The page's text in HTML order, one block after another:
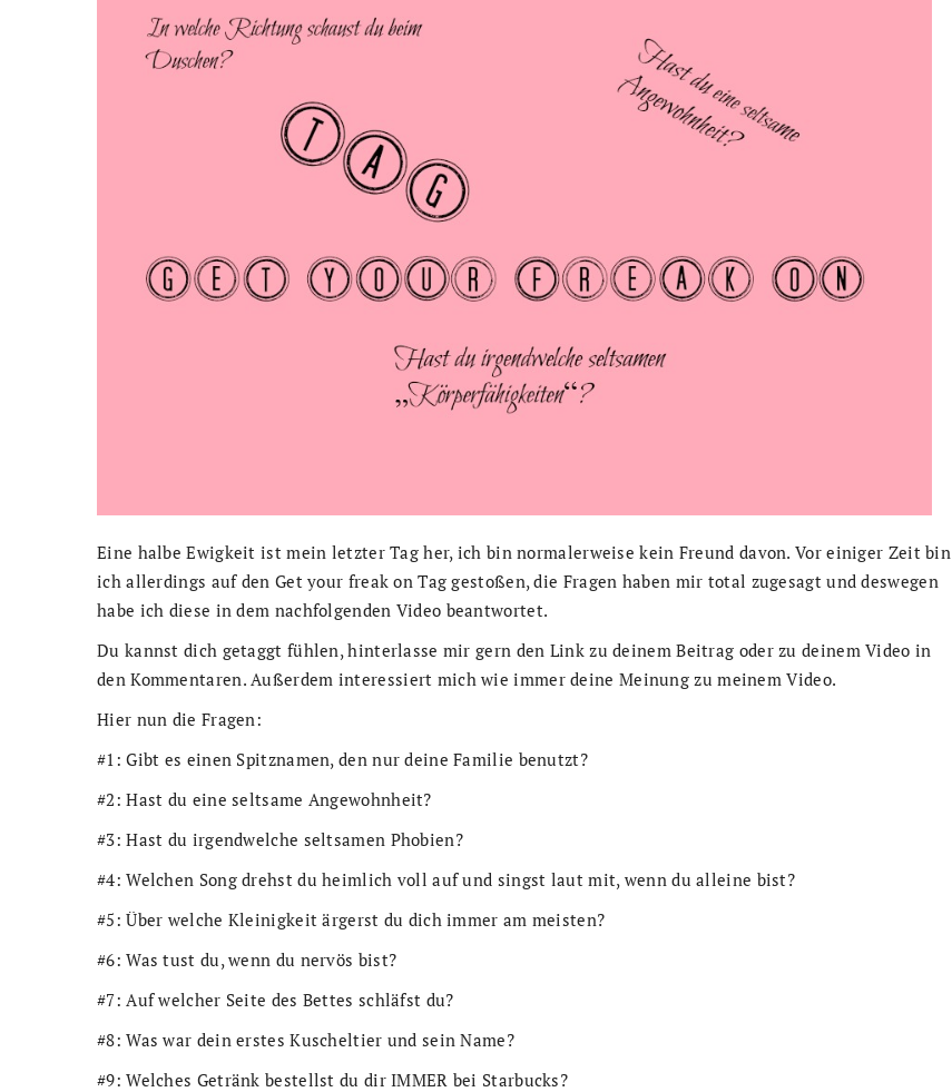
Eine halbe Ewigkeit ist mein letzter Tag her, ich bin normalerweise kein Freund davon. Vor einiger Zeit bin
ich allerdings auf den Get your freak on Tag gestoßen, die Fragen haben mir total zugesagt und deswegen
habe ich diese in dem nachfolgenden Video beantwortet.
Du kannst dich getaggt fühlen, hinterlasse mir gern den Link zu deinem Beitrag oder zu deinem Video in
den Kommentaren. Außerdem interessiert mich wie immer deine Meinung zu meinem Video.
Hier nun die Fragen:
#1: Gibt es einen Spitznamen, den nur deine Familie benutzt?
#2: Hast du eine seltsame Angewohnheit?
#3: Hast du irgendwelche seltsamen Phobien?
#4: Welchen Song drehst du heimlich voll auf und singst laut mit, wenn du alleine bist?
#5: Über welche Kleinigkeit ärgerst du dich immer am meisten?
#6: Was tust du, wenn du nervös bist?
#7: Auf welcher Seite des Bettes schläfst du?
#8: Was war dein erstes Kuscheltier und sein Name?
#9: Welches Getränk bestellst du dir IMMER bei Starbucks?